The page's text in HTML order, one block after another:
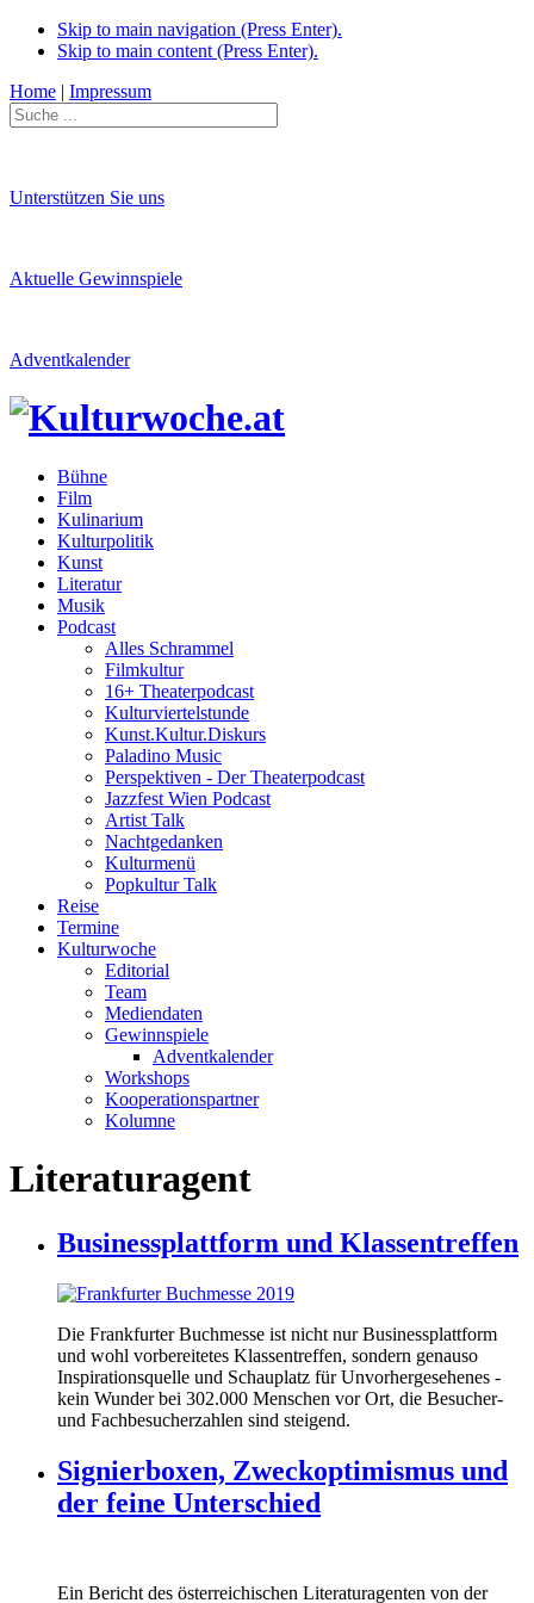
Skip to main navigation (Press Enter).
Skip to main content (Press Enter).
Home | Impressum
Unterstützen Sie uns
Aktuelle Gewinnspiele
Adventkalender
Bühne
Film
Kulinarium
Kulturpolitik
Kunst
Literatur
Musik
Podcast
Alles Schrammel
Filmkultur
16+ Theaterpodcast
Kulturviertelstunde
Kunst.Kultur.Diskurs
Paladino Music
Perspektiven - Der Theaterpodcast
Jazzfest Wien Podcast
Artist Talk
Nachtgedanken
Kulturmenü
Popkultur Talk
Reise
Termine
Kulturwoche
Editorial
Team
Mediendaten
Gewinnspiele
Adventkalender
Workshops
Kooperationspartner
Kolumne
Literaturagent
Businessplattform und Klassentreffen
Die Frankfurter Buchmesse ist nicht nur Businessplattform
und wohl vorbereitetes Klassentreffen, sondern genauso
Inspirationsquelle und Schauplatz für Unvorhergesehenes -
kein Wunder bei 302.000 Menschen vor Ort, die Besucher-
und Fachbesucherzahlen sind steigend.
Signierboxen, Zweckoptimismus und
der feine Unterschied
Ein Bericht des österreichischen Literaturagenten von der